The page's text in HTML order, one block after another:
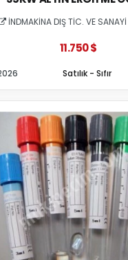
İNDMAKİNA DIŞ TİC. VE SANAYİ
11.750 $
Satılık - Sıfır